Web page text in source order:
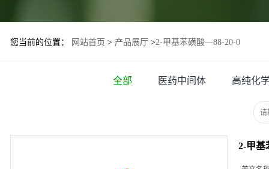
您当前的位置： 网站首页 > 产品展厅 >2-甲基苯磺酸—88-20-0
全部 医药中间体 高纯化
2-甲基